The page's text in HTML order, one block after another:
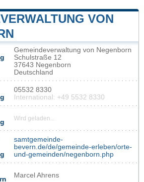
VON
Gemeindeverwaltung von Negenborn
Schulstraße 12
37643 Negenborn
Deutschland
05532 8330
International: +49 5532 8330
Wird geladen...
samtgemeinde-
bevern.de/de/gemeinde-erleben/orte-
und-gemeinden/negenborn.php
Marcel Ahrens